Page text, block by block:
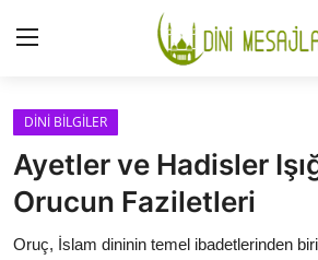
Giriş
İLETİŞİM
GÜNDEM
DİNİ BİLGİLER
Ayetler ve Hadisler
Orucun Faziletleri
Oruç, İslam dininin temel ibadetlerinden